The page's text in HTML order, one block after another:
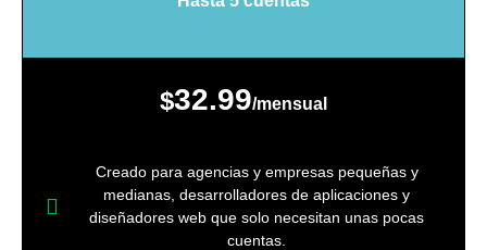
$32.99/mensual
Creado para agencias y empresas pequeñas y
medianas, desarrolladores de aplicaciones y
diseñadores web que solo necesitan unas pocas
cuentas.